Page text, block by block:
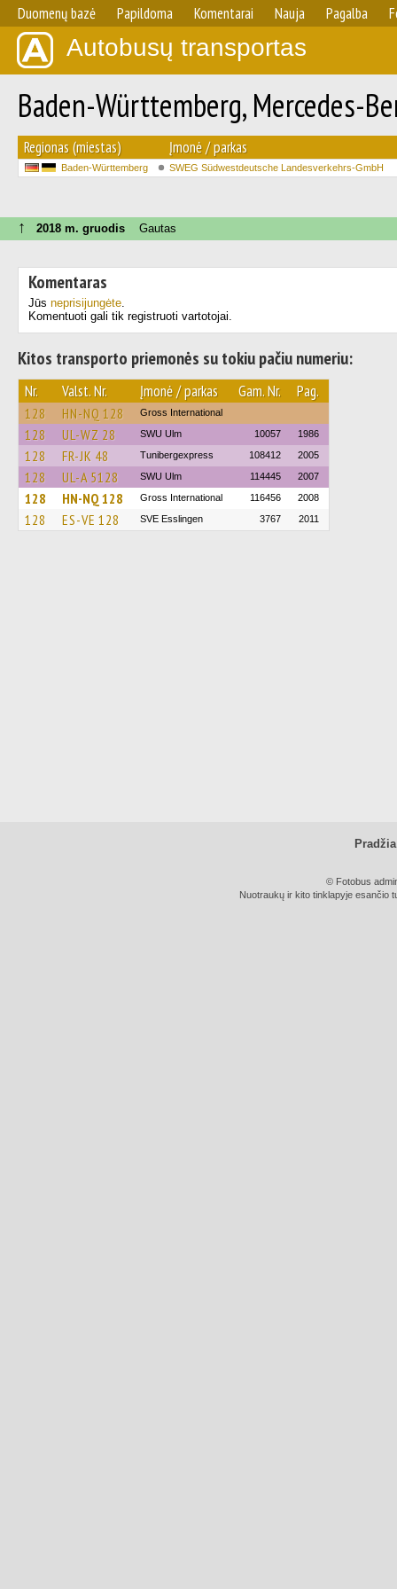
Duomenų bazė Papildoma Komentarai Nauja Pagalba
Autobusų transportas
Baden-Württemberg, Mercedes-
Regionas (miestas) Įmonė / parkas
Baden-Württemberg SWEG Südwestdeutsche Landesverkehrs-GmbH
↑ 2018 m. gruodis Gautas
Komentaras
Jūs neprisijungėte.
Komentuoti gali tik registruoti vartotojai.
Kitos transporto priemonės su tokiu pačiu numeriu:
Nr. Valst. Nr. Įmonė / parkas Gam. Nr. Pag.
128 HN-NQ 128 Gross International
128 UL-WZ 28 SWU Ulm 10057 1986
128 FR-JK 48 Tunibergexpress 108412 2005
128 UL-A 5128 SWU Ulm 114445 2007
128 HN-NQ 128 Gross International 116456 2008
128 ES-VE 128 SVE Esslingen 3767 2011
Pradžia
© Fotobus
Nuotraukų ir kito tinklapyje esančio